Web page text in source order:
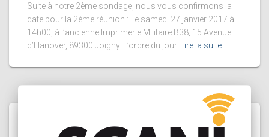
Suite à notre 2ème sondage, nous vous confirmons la
date pour la 2ème réunion : Le samedi 27 janvier 2017 à
14h00, à l’ancienne Imprimerie Militaire B38, 15 Avenue
d’Hanover, 89300 Joigny. L’ordre du jour
Lire la suite